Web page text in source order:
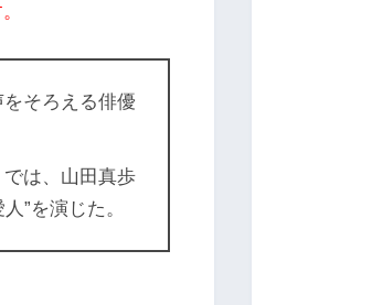
をそろえる俳優
では、山田真歩
”を演じた。